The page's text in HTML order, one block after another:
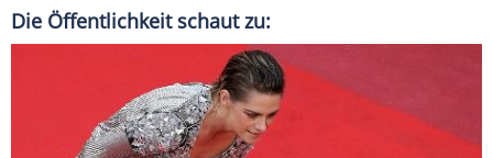
Die Öffentlichkeit schaut zu: